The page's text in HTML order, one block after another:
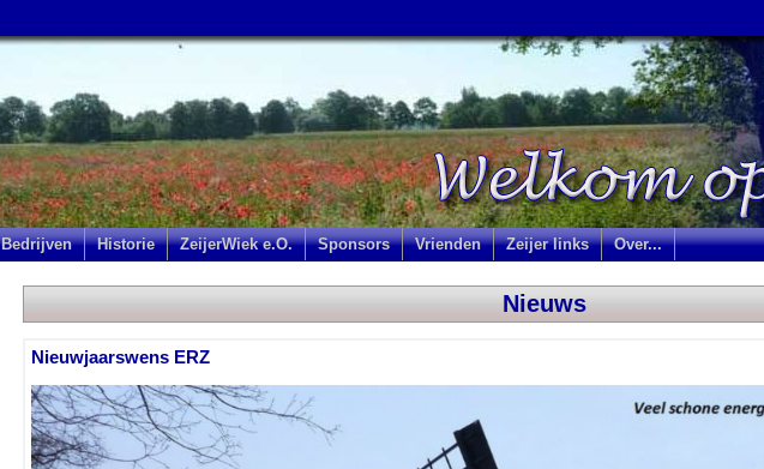
Bedrijven Historie ZeijerWiek e.O. Sponsors Vrienden Zeijer links Over...
Nieuws
Nieuwjaarswens ERZ